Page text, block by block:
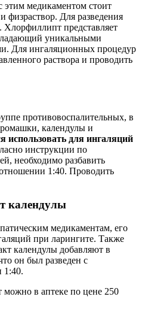
медикаментом стоит
физраствор. Для разведения
представляет
уникальными
Для ингаляционных процедур
раствора и проводить
противовоспалительных, в
ромашки, календулы и
использовать для ингаляций
инструкции по
необходимо разбавить
1:40. Проводить
календулы
медикаментам, его
при ларингите. Также
календулы добавляют в
он был разведен с
1:40.
можно в аптеке по цене 250